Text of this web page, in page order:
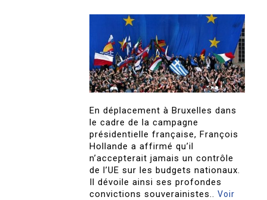
En déplacement à Bruxelles dans
le cadre de la campagne
présidentielle française, François
Hollande a affirmé qu’il
n’accepterait jamais un contrôle
de l’UE sur les budgets nationaux.
Il dévoile ainsi ses profondes
convictions souverainistes..Voir